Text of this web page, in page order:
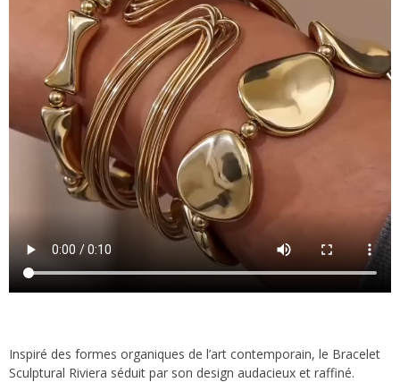
Inspiré des formes organiques de l’art contemporain, le Bracelet
Sculptural Riviera séduit par son design audacieux et raffiné.